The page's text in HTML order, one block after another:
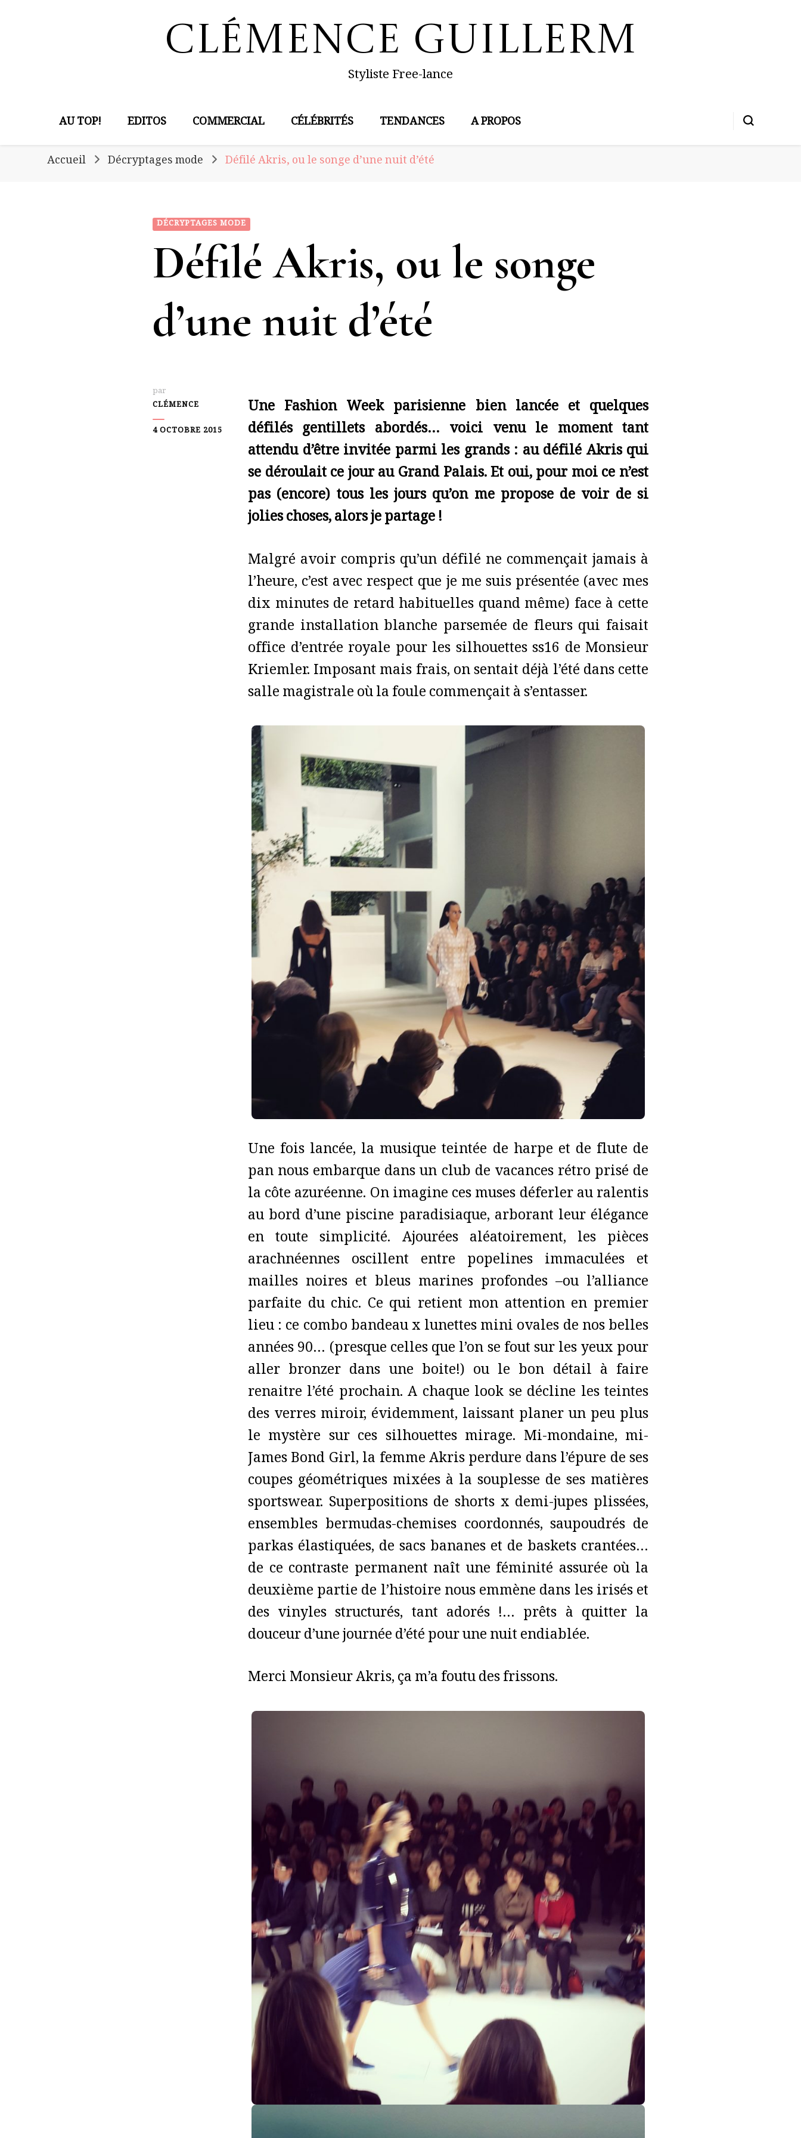
Clémence Guillerm
Styliste Free-lance
AU TOP! EDITOS COMMERCIAL CÉLÉBRITÉS TENDANCES A PROPOS
Accueil Décryptages mode Défilé Akris, ou le songe d’une nuit d’été
DÉCRYPTAGES MODE
Défilé Akris, ou le songe
d’une nuit d’été
par
CLÉMENCE
4 OCTOBRE 2015
Une Fashion Week parisienne bien lancée et quelques
défilés gentillets abordés… voici venu le moment tant
attendu d’être invitée parmi les grands : au défilé Akris qui
se déroulait ce jour au Grand Palais. Et oui, pour moi ce n’est
pas (encore) tous les jours qu’on me propose de voir de si
jolies choses, alors je partage !
Malgré avoir compris qu’un défilé ne commençait jamais à
l’heure, c’est avec respect que je me suis présentée (avec mes
dix minutes de retard habituelles quand même) face à cette
grande installation blanche parsemée de fleurs qui faisait
office d’entrée royale pour les silhouettes ss16 de Monsieur
Kriemler. Imposant mais frais, on sentait déjà l’été dans cette
salle magistrale où la foule commençait à s’entasser.
Une fois lancée, la musique teintée de harpe et de flute de
pan nous embarque dans un club de vacances rétro prisé de
la côte azuréenne. On imagine ces muses déferler au ralentis
au bord d’une piscine paradisiaque, arborant leur élégance
en toute simplicité. Ajourées aléatoirement, les pièces
arachnéennes oscillent entre popelines immaculées et
mailles noires et bleus marines profondes –ou l’alliance
parfaite du chic. Ce qui retient mon attention en premier
lieu : ce combo bandeau x lunettes mini ovales de nos belles
années 90… (presque celles que l’on se fout sur les yeux pour
aller bronzer dans une boite!) ou le bon détail à faire
renaitre l’été prochain. A chaque look se décline les teintes
des verres miroir, évidemment, laissant planer un peu plus
le mystère sur ces silhouettes mirage. Mi-mondaine, mi-
James Bond Girl, la femme Akris perdure dans l’épure de ses
coupes géométriques mixées à la souplesse de ses matières
sportswear. Superpositions de shorts x demi-jupes plissées,
ensembles bermudas-chemises coordonnés, saupoudrés de
parkas élastiquées, de sacs bananes et de baskets crantées…
de ce contraste permanent naît une féminité assurée où la
deuxième partie de l’histoire nous emmène dans les irisés et
des vinyles structurés, tant adorés !… prêts à quitter la
douceur d’une journée d’été pour une nuit endiablée.
Merci Monsieur Akris, ça m’a foutu des frissons.